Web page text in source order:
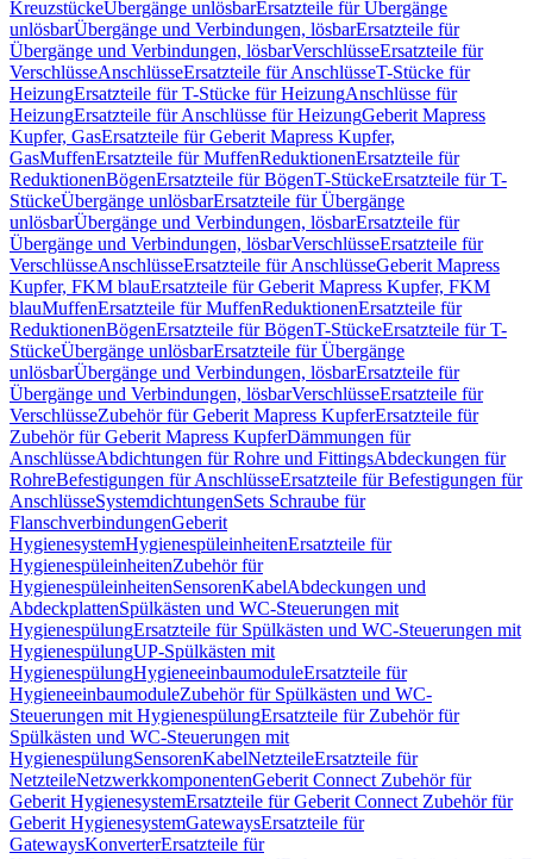
KreuzstückeÜbergänge unlösbarErsatzteile für Übergänge
unlösbarÜbergänge und Verbindungen, lösbarErsatzteile für
Übergänge und Verbindungen, lösbarVerschlüsseErsatzteile für
VerschlüsseAnschlüsseErsatzteile für AnschlüsseT-Stücke für
HeizungErsatzteile für T-Stücke für HeizungAnschlüsse für
HeizungErsatzteile für Anschlüsse für HeizungGeberit Mapress
Kupfer, GasErsatzteile für Geberit Mapress Kupfer,
GasMuffenErsatzteile für MuffenReduktionenErsatzteile für
ReduktionenBögenErsatzteile für BögenT-StückeErsatzteile für T-
StückeÜbergänge unlösbarErsatzteile für Übergänge
unlösbarÜbergänge und Verbindungen, lösbarErsatzteile für
Übergänge und Verbindungen, lösbarVerschlüsseErsatzteile für
VerschlüsseAnschlüsseErsatzteile für AnschlüsseGeberit Mapress
Kupfer, FKM blauErsatzteile für Geberit Mapress Kupfer, FKM
blauMuffenErsatzteile für MuffenReduktionenErsatzteile für
ReduktionenBögenErsatzteile für BögenT-StückeErsatzteile für T-
StückeÜbergänge unlösbarErsatzteile für Übergänge
unlösbarÜbergänge und Verbindungen, lösbarErsatzteile für
Übergänge und Verbindungen, lösbarVerschlüsseErsatzteile für
VerschlüsseZubehör für Geberit Mapress KupferErsatzteile für
Zubehör für Geberit Mapress KupferDämmungen für
AnschlüsseAbdichtungen für Rohre und FittingsAbdeckungen für
RohreBefestigungen für AnschlüsseErsatzteile für Befestigungen für
AnschlüsseSystemdichtungenSets Schraube für
FlanschverbindungenGeberit
HygienesystemHygienespüleinheitenErsatzteile für
HygienespüleinheitenZubehör für
HygienespüleinheitenSensorenKabelAbdeckungen und
AbdeckplattenSpülkästen und WC-Steuerungen mit
HygienespülungErsatzteile für Spülkästen und WC-Steuerungen mit
HygienespülungUP-Spülkästen mit
HygienespülungHygieneeinbaumoduleErsatzteile für
HygieneeinbaumoduleZubehör für Spülkästen und WC-
Steuerungen mit HygienespülungErsatzteile für Zubehör für
Spülkästen und WC-Steuerungen mit
HygienespülungSensorenKabelNetzteileErsatzteile für
NetzteileNetzwerkkomponentenGeberit Connect Zubehör für
Geberit HygienesystemErsatzteile für Geberit Connect Zubehör für
Geberit HygienesystemGatewaysErsatzteile für
GatewaysKonverterErsatzteile für